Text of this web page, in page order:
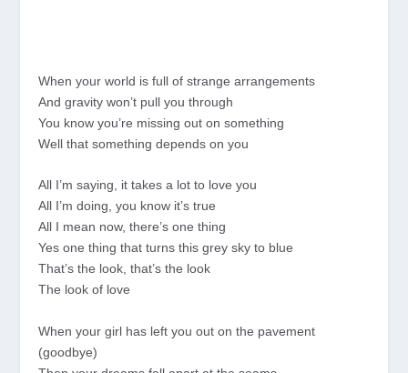
When your world is full of strange arrangements
And gravity won’t pull you through
You know you’re missing out on something
Well that something depends on you
All I’m saying, it takes a lot to love you
All I’m doing, you know it’s true
All I mean now, there’s one thing
Yes one thing that turns this grey sky to blue
That’s the look, that’s the look
The look of love
When your girl has left you out on the pavement
(goodbye)